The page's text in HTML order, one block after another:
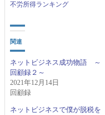
不労所得ランキング
関連
ネットビジネス成功物語 ～
回顧録２～
2021年12月14日
回顧録
ネットビジネスで僕が脱税を